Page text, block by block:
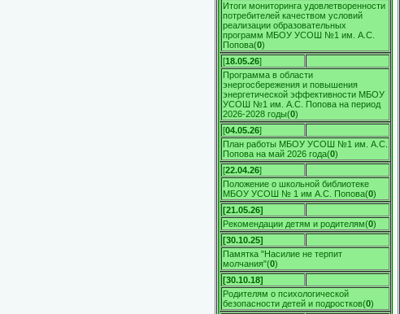
Итоги мониторинга удовлетворенности
потребителей качеством условий
реализации образовательных
программ МБОУ УСОШ №1 им. А.С.
Попова(0)
[18.05.26]
Программа в области
энергосбережения и повышения
энергетической эффективности МБОУ
УСОШ №1 им. А.С. Попова на период
2026-2028 годы(0)
[04.05.26]
План работы МБОУ УСОШ №1 им. А.С.
Попова на май 2026 года(0)
[22.04.26]
Положение о школьной библиотеке
МБОУ УСОШ № 1 им А.С. Попова(0)
[21.05.26]
Рекомендации детям и родителям(0)
[30.10.25]
Памятка "Насилие не терпит
молчания"(0)
[30.10.18]
Родителям о психологической
безопасности детей и подростков(0)